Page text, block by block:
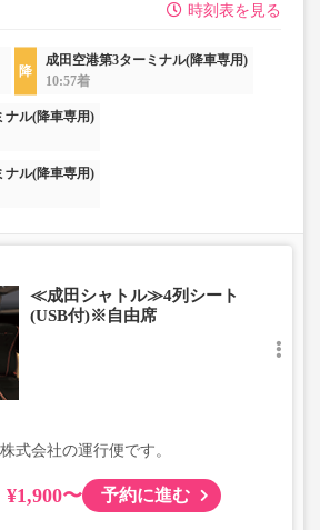
時刻表を見る
成田空港第3ターミナル(降車専用)
10:57着
ナル(降車専用)
ナル(降車専用)
≪成田シャトル≫4列シート
(USB付)※自由席
式会社の運行便です。
¥1,900〜 予約に進む